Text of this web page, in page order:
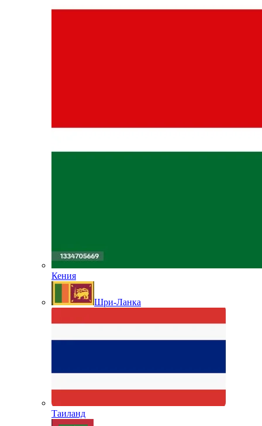
Кения
Шри-Ланка
Таиланд